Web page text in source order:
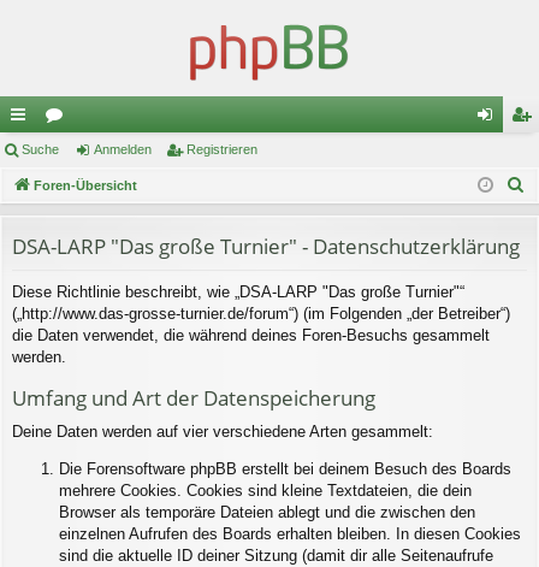
ch
ne
ug
riff
or
en m
de
ist
re
Suche Anmelden Registrieren
Foren-Übersicht
DSA-LARP "Das große Turnier" - Datenschutzerklärung
Diese Richtlinie beschreibt, wie „DSA-LARP "Das große Turnier"“
(„http://www.das-grosse-turnier.de/forum“) (im Folgenden „der Betreiber“)
die Daten verwendet, die während deines Foren-Besuchs gesammelt
werden.
Umfang und Art der Datenspeicherung
Deine Daten werden auf vier verschiedene Arten gesammelt:
Die Forensoftware phpBB erstellt bei deinem Besuch des Boards
mehrere Cookies. Cookies sind kleine Textdateien, die dein
Browser als temporäre Dateien ablegt und die zwischen den
einzelnen Aufrufen des Boards erhalten bleiben. In diesen Cookies
sind die aktuelle ID deiner Sitzung (damit dir alle Seitenaufrufe